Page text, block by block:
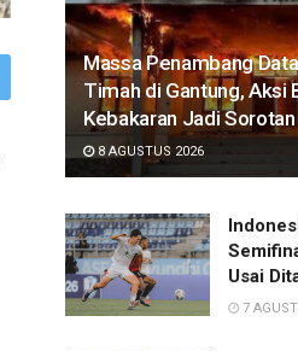
Massa Penambang
Timah di Gantung, Aksi
Kebakaran Jadi Sorotan
8 AGUSTUS 2026
Usai
7